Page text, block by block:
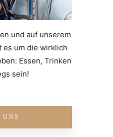
und auf unserem
es um die wirklich
Essen, Trinken
sein!
UNS